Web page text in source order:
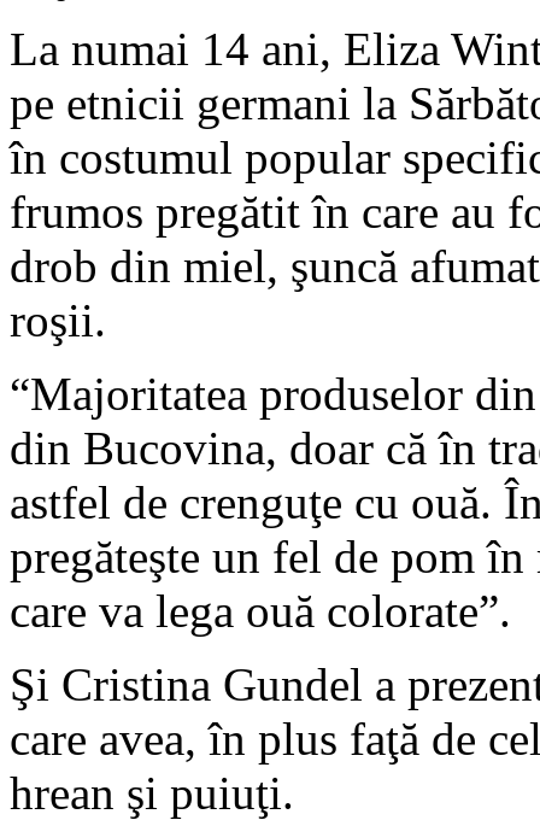
La numai 14 ani, Eliza
pe etnicii germani la
în costumul popular
frumos pregătit în care au
drob din miel, şuncă
roşii.
“Majoritatea produselor
din Bucovina, doar că în
astfel de crenguţe cu ouă.
pregăteşte un fel de pom
care va lega ouă colorate”.
Şi Cristina Gundel a
care avea, în plus faţă de
hrean şi puiuţi.